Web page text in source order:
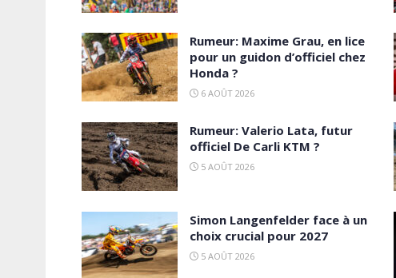
Rumeur: Maxime Grau, en lice
pour un guidon d’officiel chez
Honda ?
6 AOÛT 2026
Rumeur: Valerio Lata, futur
officiel De Carli KTM ?
5 AOÛT 2026
Simon Langenfelder face à un
choix crucial pour 2027
5 AOÛT 2026